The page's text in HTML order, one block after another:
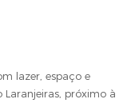
lazer, espaço e
próximo à